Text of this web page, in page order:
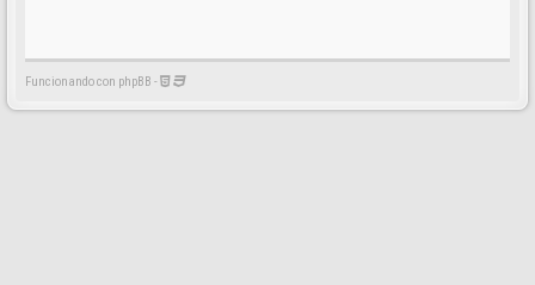
Funcionando con phpBB -